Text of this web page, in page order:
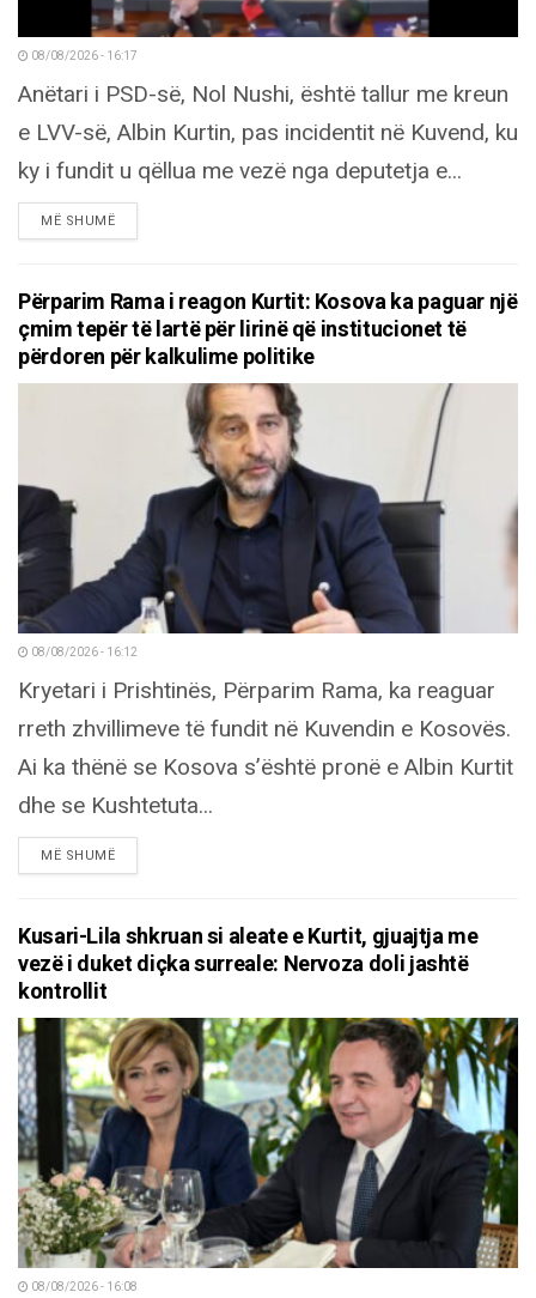
08/08/2026 - 16:17
Anëtari i PSD-së, Nol Nushi, është tallur me kreun
e LVV-së, Albin Kurtin, pas incidentit në Kuvend, ku
ky i fundit u qëllua me vezë nga deputetja e...
MË SHUMËDETAILS
Përparim Rama i reagon Kurtit: Kosova ka paguar një
çmim tepër të lartë për lirinë që institucionet të
përdoren për kalkulime politike
08/08/2026 - 16:12
Kryetari i Prishtinës, Përparim Rama, ka reaguar
rreth zhvillimeve të fundit në Kuvendin e Kosovës.
Ai ka thënë se Kosova s’është pronë e Albin Kurtit
dhe se Kushtetuta...
MË SHUMËDETAILS
Kusari-Lila shkruan si aleate e Kurtit, gjuajtja me
vezë i duket diçka surreale: Nervoza doli jashtë
kontrollit
08/08/2026 - 16:08